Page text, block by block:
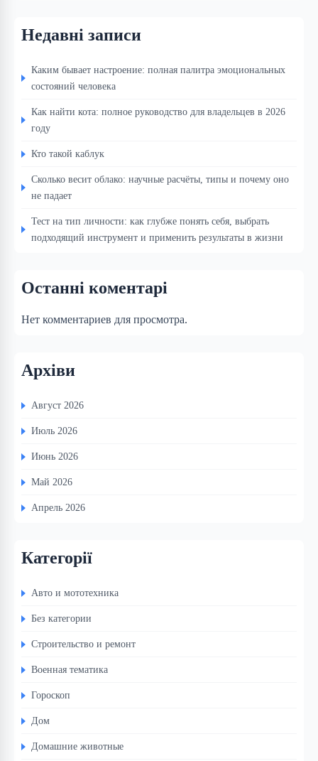
Недавні записи
Каким бывает настроение: полная палитра эмоциональных
состояний человека
Как найти кота: полное руководство для владельцев в 2026
году
Кто такой каблук
Сколько весит облако: научные расчёты, типы и почему оно
не падает
Тест на тип личности: как глубже понять себя, выбрать
подходящий инструмент и применить результаты в жизни
Останні коментарі
Нет комментариев для просмотра.
Архіви
Август 2026
Июль 2026
Июнь 2026
Май 2026
Апрель 2026
Категорії
Авто и мототехника
Без категории
Строительство и ремонт
Военная тематика
Гороскоп
Дом
Домашние животные